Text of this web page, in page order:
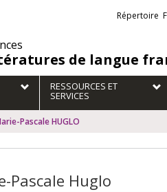
de langue
Liens
externes
Répertoire
RESSOURCES ET
SERVICES
Pascale HUGLO
Pascale Huglo